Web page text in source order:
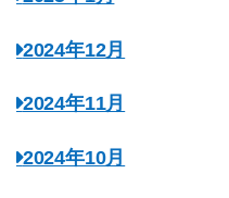
2024年12月
2024年11月
2024年10月